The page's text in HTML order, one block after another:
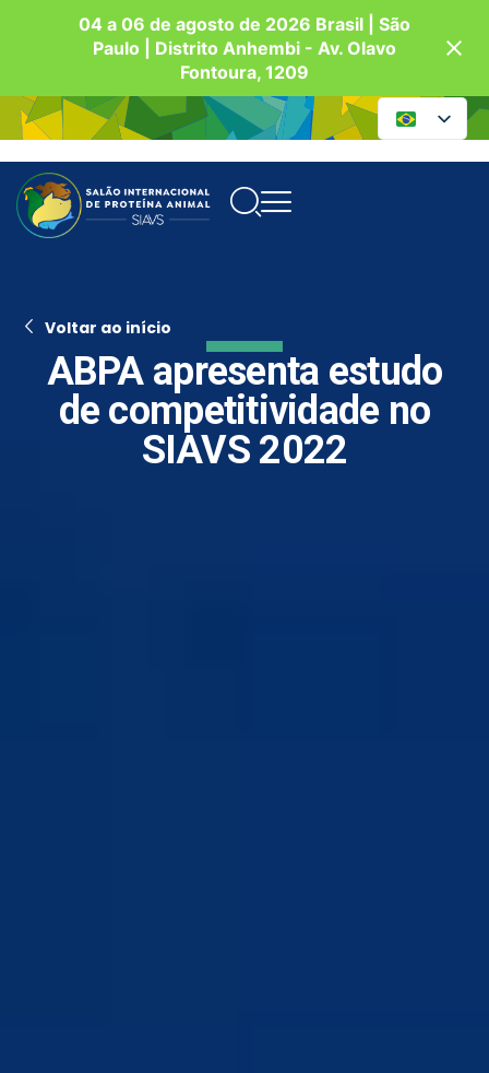
04 a 06 de agosto de 2026 Brasil | São
Paulo | Distrito Anhembi - Av. Olavo
Fontoura, 1209
Voltar ao início
ABPA apresenta estudo
de competitividade no
SIAVS 2022